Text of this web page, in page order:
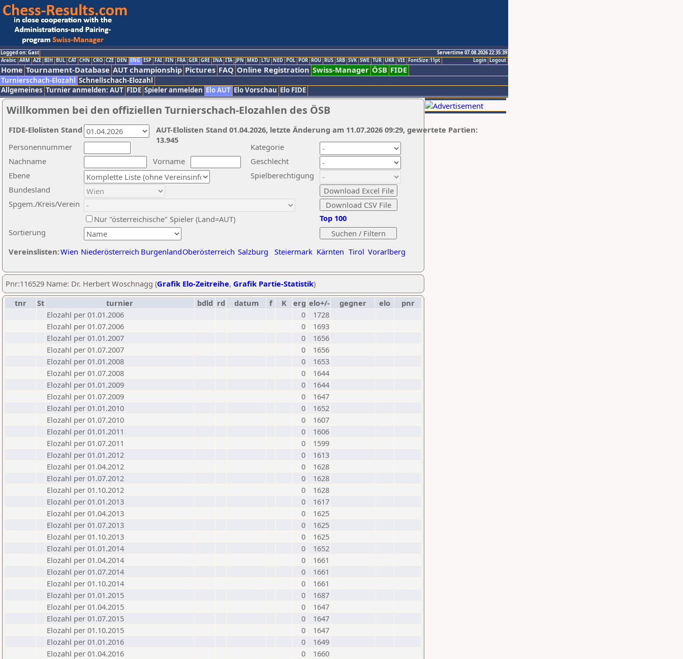
Logged on: Gast
Servertime 07.08.2026 22:35:39
Logout
Login
Arabic ARM AZE BIH BUL CAT CHN CRO CZE DEN ENG ESP FAI FIN FRA GER GRE INA ITA JPN MKD LTU NED POL POR ROU RUS SRB SVK SWE TUR UKR VIE FontSize:11pt
Home Tournament-Database AUT championship Pictures FAQ Online Registration Swiss-Manager ÖSB FIDE
Turnierschach-Elozahl Schnellschach-Elozahl
Allgemeines Turnier anmelden: AUT FIDE Spieler anmelden Elo AUT Elo Vorschau Elo FIDE
Willkommen bei den offiziellen Turnierschach-Elozahlen des ÖSB
Nachname
Vorname
Ebene
Kategorie
Sortierung
Personennummer
Bundesland
Spgem./Kreis/Verein
Geschlecht
Nur "österreichische" Spieler (Land=AUT)
Spielberechtigung
Vereinslisten:Wien Niederösterreich BurgenlandOberösterreich Salzburg Steiermark Kärnten Tirol Vorarlberg
Top 100
AUT-Elolisten Stand 01.04.2026, letzte Änderung am 11.07.2026 09:29, gewertete Partien:
13.945
FIDE-Elolisten Stand
Pnr:116529 Name: Dr. Herbert Woschnagg (Grafik Elo-Zeitreihe, Grafik Partie-Statistik)
tnr
St turnier bdld rd datum f K erg elo+/- gegner elo
pnr
Elozahl per 01.01.2006
0
1728
Elozahl per 01.07.2006
0
1693
Elozahl per 01.01.2007
0
1656
Elozahl per 01.07.2007
0
1656
Elozahl per 01.01.2008
0
1653
Elozahl per 01.07.2008
0
1644
Elozahl per 01.01.2009
0
1644
Elozahl per 01.07.2009
0
1647
Elozahl per 01.01.2010
0
1652
Elozahl per 01.07.2010
0
1607
Elozahl per 01.01.2011
0
1606
Elozahl per 01.07.2011
0
1599
Elozahl per 01.01.2012
0
1613
Elozahl per 01.04.2012
0
1628
Elozahl per 01.07.2012
0
1628
Elozahl per 01.10.2012
0
1628
Elozahl per 01.01.2013
0
1617
Elozahl per 01.04.2013
0
1625
Elozahl per 01.07.2013
0
1625
Elozahl per 01.10.2013
0
1625
Elozahl per 01.01.2014
0
1652
Elozahl per 01.04.2014
0
1661
Elozahl per 01.07.2014
0
1661
Elozahl per 01.10.2014
0
1661
Elozahl per 01.01.2015
0
1687
Elozahl per 01.04.2015
0
1647
Elozahl per 01.07.2015
0
1647
Elozahl per 01.10.2015
0
1647
Elozahl per 01.01.2016
0
1649
Elozahl per 01.04.2016
0
1660